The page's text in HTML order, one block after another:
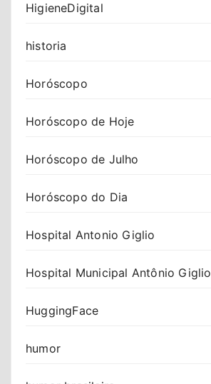
HigieneDigital
historia
Horóscopo
Horóscopo de Hoje
Horóscopo de Julho
Horóscopo do Dia
Hospital Antonio Giglio
Hospital Municipal Antônio Giglio
HuggingFace
humor